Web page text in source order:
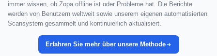
immer wissen, ob Zopa offline ist oder Probleme hat. Die Berichte
werden von Benutzern weltweit sowie unserem eigenen automatisierten
Scansystem gesammelt und kontinuierlich aktualisiert.
Erfahren Sie mehr über unsere Methode